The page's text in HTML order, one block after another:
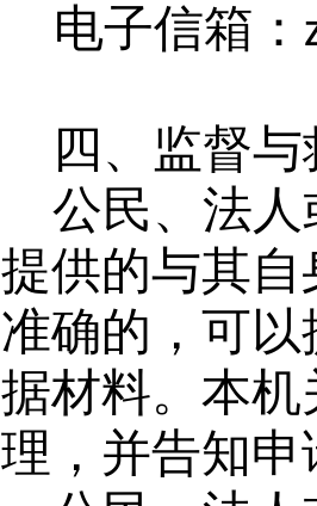
电子信箱：
四、监督
公民、法
提供的与其
准确的，可
据材料。本
理，并告知申